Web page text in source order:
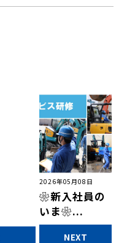
2026年05月08日
❀新入社員の
いま❀...
NEXT